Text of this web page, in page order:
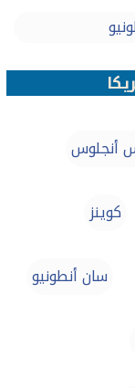
أنجلوس
كوينز
سان أنطونيو